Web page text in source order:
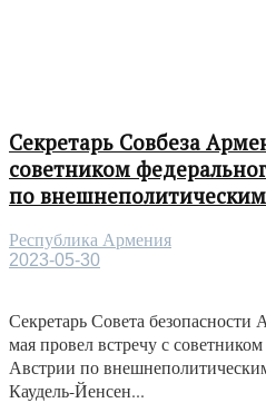
Секретарь Совбеза
советником
по
Республика Армения
2023-05-30
Секретарь Совета
мая провел встречу с
Австрии по
Каудель-Йенсен...